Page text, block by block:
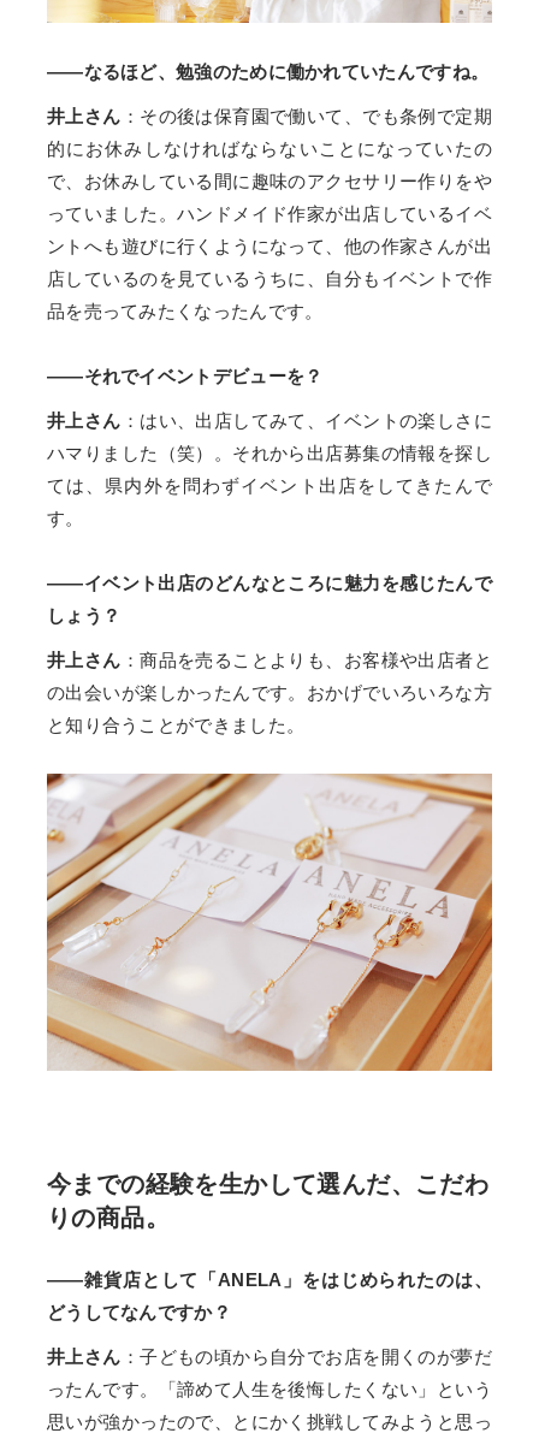
——なるほど、勉強のために働かれていたんですね。
井上さん ：その後は保育園で働いて、でも条例で定期
的にお休みしなければならないことになっていたの
で、お休みしている間に趣味のアクセサリー作りをや
っていました。ハンドメイド作家が出店しているイベ
ントへも遊びに行くようになって、他の作家さんが出
店しているのを見ているうちに、自分もイベントで作
品を売ってみたくなったんです。
——それでイベントデビューを？
井上さん ：はい、出店してみて、イベントの楽しさに
ハマりました（笑）。それから出店募集の情報を探し
ては、県内外を問わずイベント出店をしてきたんで
す。
——イベント出店のどんなところに魅力を感じたんで
しょう？
井上さん ：商品を売ることよりも、お客様や出店者と
の出会いが楽しかったんです。おかげでいろいろな方
と知り合うことができました。
今までの経験を生かして選んだ、こだわ
りの商品。
——雑貨店として「ANELA」をはじめられたのは、
どうしてなんですか？
井上さん ：子どもの頃から自分でお店を開くのが夢だ
ったんです。「諦めて人生を後悔したくない」という
思いが強かったので、とにかく挑戦してみようと思っ